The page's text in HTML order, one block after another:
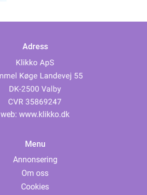
Adress
web: www.klikko.dk
Menu
Annonsering
Om oss
Cookies